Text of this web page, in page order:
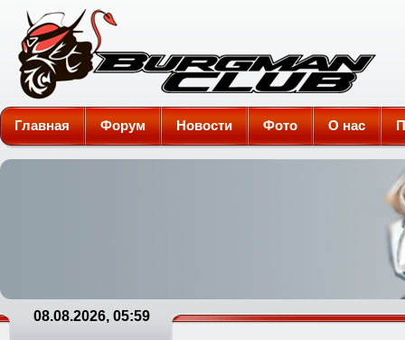
Burgman-Club
Главная Форум Новости Фото О нас
08.08.2026, 05:59